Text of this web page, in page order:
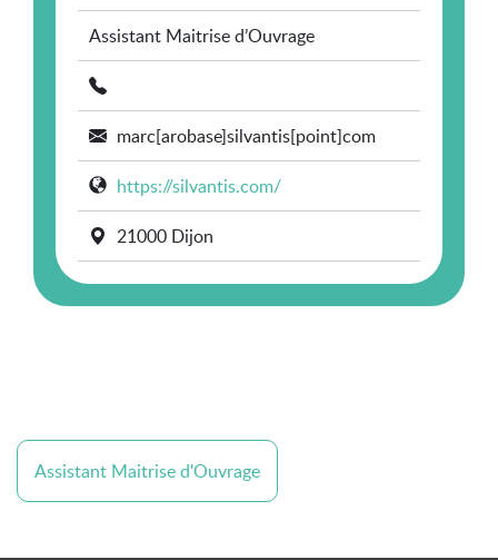
Assistant Maitrise d’Ouvrage
marc[arobase]silvantis[point]com
https://silvantis.com/
21000 Dijon
Assistant Maitrise d'Ouvrage